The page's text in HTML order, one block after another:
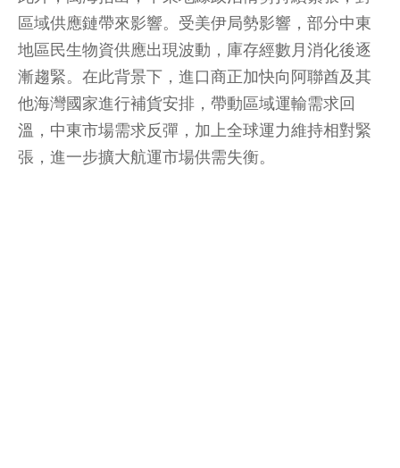
區域供應鏈帶來影響。受美伊局勢影響，部分中東
地區民生物資供應出現波動，庫存經數月消化後逐
漸趨緊。在此背景下，進口商正加快向阿聯酋及其
他海灣國家進行補貨安排，帶動區域運輸需求回
溫，中東市場需求反彈，加上全球運力維持相對緊
張，進一步擴大航運市場供需失衡。